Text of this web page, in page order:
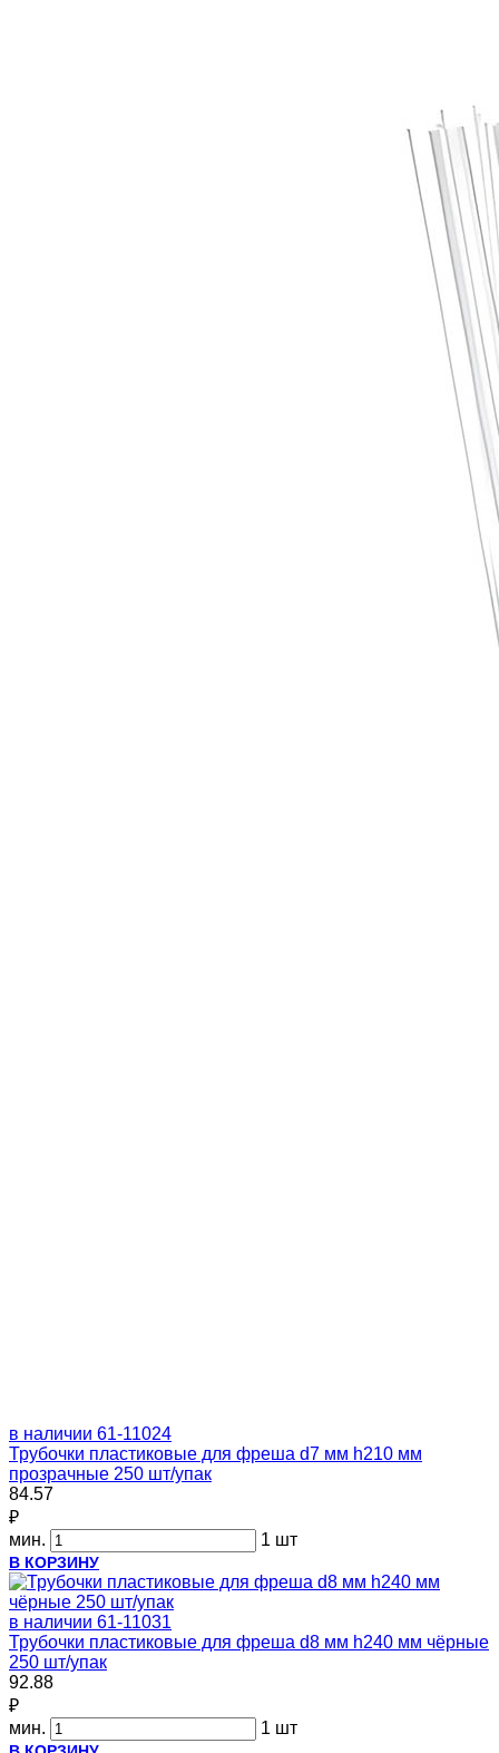
в наличии 61-11024
Трубочки пластиковые для фреша d7 мм h210 мм
прозрачные 250 шт/упак
84.57
₽
мин.
1 шт
В КОРЗИНУ
в наличии 61-11031
Трубочки пластиковые для фреша d8 мм h240 мм чёрные
250 шт/упак
92.88
₽
мин.
1 шт